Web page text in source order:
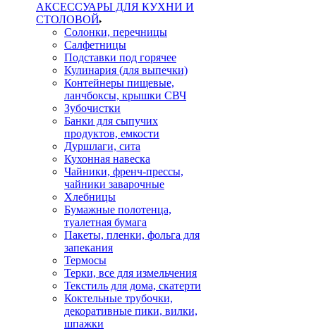
АКСЕССУАРЫ ДЛЯ КУХНИ И
СТОЛОВОЙ
Солонки, перечницы
Салфетницы
Подставки под горячее
Кулинария (для выпечки)
Контейнеры пищевые,
ланчбоксы, крышки СВЧ
Зубочистки
Банки для сыпучих
продуктов, емкости
Дуршлаги, сита
Кухонная навеска
Чайники, френч-прессы,
чайники заварочные
Хлебницы
Бумажные полотенца,
туалетная бумага
Пакеты, пленки, фольга для
запекания
Термосы
Терки, все для измельчения
Текстиль для дома, скатерти
Коктельные трубочки,
декоративные пики, вилки,
шпажки